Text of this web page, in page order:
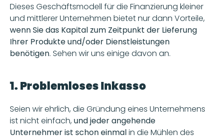
Dieses Geschäftsmodell für die Finanzierung kleiner
wenn Sie das Kapital zum Zeitpunkt der Lieferung
Ihrer Produkte und/oder Dienstleistungen
benötigen. Sehen wir uns einige davon an.
1. Problemloses Inkasso
Seien wir ehrlich, die Gründung eines Unternehmens
ist nicht einfach, und jeder angehende
Unternehmer ist schon einmal in die Mühlen des